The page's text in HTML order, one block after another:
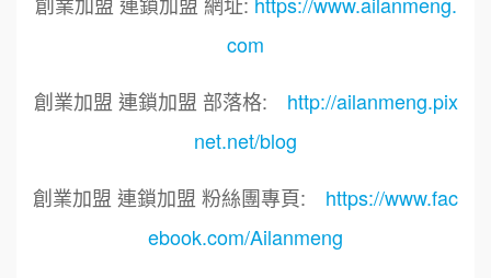
com
創業加盟 連鎖加盟 部落格: http://ailanmeng.pix
net.net/blog
創業加盟 連鎖加盟 粉絲團專頁: https://www.fac
ebook.com/Ailanmeng